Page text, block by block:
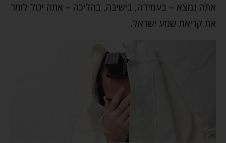
אתה נמצא – בעמידה, בישיבה, בהליכה – אתה יכול לומר
את קריאת שמע ישראל.